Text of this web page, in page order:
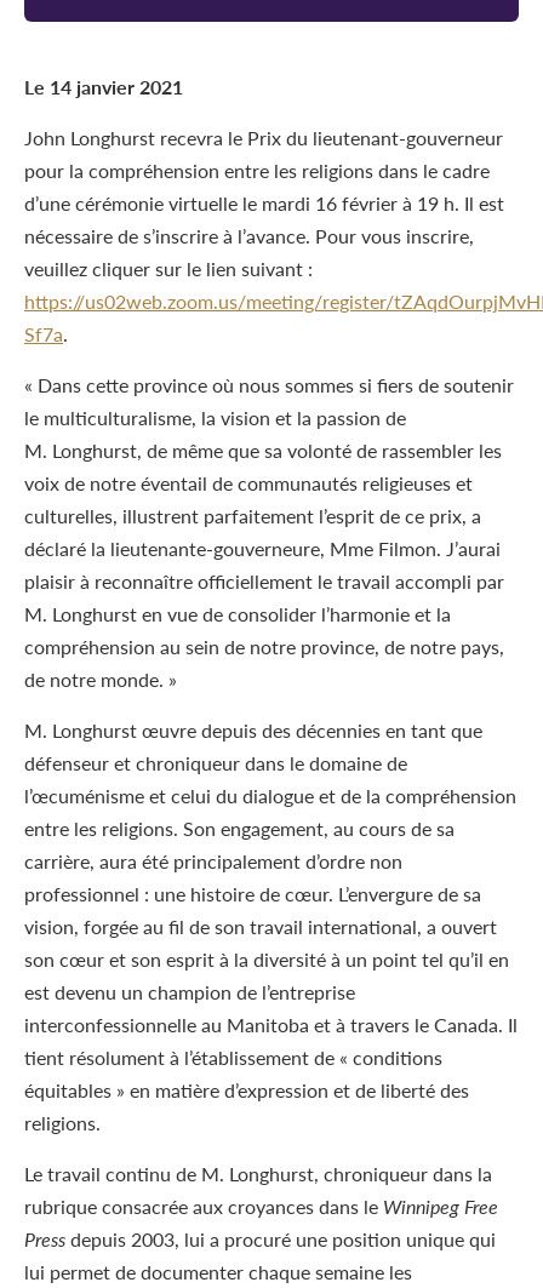
Le 14 janvier 2021
John Longhurst recevra le Prix du lieutenant-gouverneur
pour la compréhension entre les religions dans le cadre
d’une cérémonie virtuelle le mardi 16 février à 19 h. Il est
nécessaire de s’inscrire à l’avance. Pour vous inscrire,
veuillez cliquer sur le lien suivant :
https://us02web.zoom.us/meeting/register/
Sf7a.
« Dans cette province où nous sommes si fiers de soutenir
le multiculturalisme, la vision et la passion de
M. Longhurst, de même que sa volonté de rassembler les
voix de notre éventail de communautés religieuses et
culturelles, illustrent parfaitement l’esprit de ce prix, a
déclaré la lieutenante-gouverneure, Mme Filmon. J’aurai
plaisir à reconnaître officiellement le travail accompli par
M. Longhurst en vue de consolider l’harmonie et la
compréhension au sein de notre province, de notre pays,
de notre monde. »
M. Longhurst œuvre depuis des décennies en tant que
défenseur et chroniqueur dans le domaine de
l’œcuménisme et celui du dialogue et de la compréhension
entre les religions. Son engagement, au cours de sa
carrière, aura été principalement d’ordre non
professionnel : une histoire de cœur. L’envergure de sa
vision, forgée au fil de son travail international, a ouvert
son cœur et son esprit à la diversité à un point tel qu’il en
est devenu un champion de l’entreprise
interconfessionnelle au Manitoba et à travers le Canada. Il
tient résolument à l’établissement de « conditions
équitables » en matière d’expression et de liberté des
religions.
Le travail continu de M. Longhurst, chroniqueur dans la
rubrique consacrée aux croyances dans le Winnipeg Free
Pressdepuis 2003, lui a procuré une position unique qui
lui permet de documenter chaque semaine les